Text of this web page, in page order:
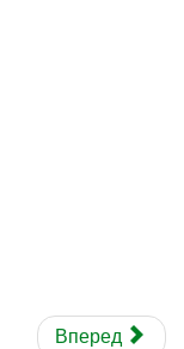
Вперед